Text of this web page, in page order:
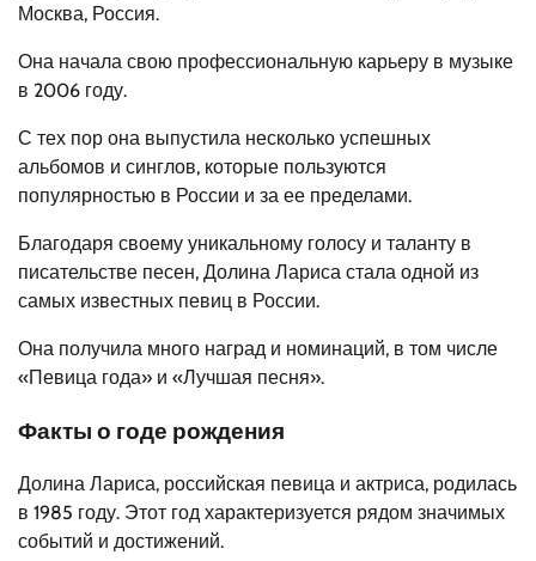
Москва, Россия.
Она начала свою профессиональную карьеру в музыке
в 2006 году.
С тех пор она выпустила несколько успешных
альбомов и синглов, которые пользуются
популярностью в России и за ее пределами.
Благодаря своему уникальному голосу и таланту в
писательстве песен, Долина Лариса стала одной из
самых известных певиц в России.
Она получила много наград и номинаций, в том числе
«Певица года» и «Лучшая песня».
Факты о годе рождения
Долина Лариса, российская певица и актриса, родилась
в 1985 году. Этот год характеризуется рядом значимых
событий и достижений.